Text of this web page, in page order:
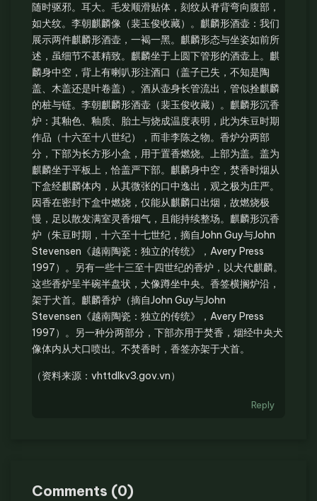
随时驱邪。耳大。毛发顺滑贴体，刻纹从脊背弯向腹部，
如犬纹。李朝麒麟像（裴玉俊收藏）。麒麟形酒壶：我们
展示两件麒麟形酒壶，一褐一黑。麒麟形态与坐姿如前所
述，虽细节不甚精致。麒麟坐于上圆下管形的酒壶上。麒
麟身中空，背上有喇叭形注酒口（盖子已失，不知是陶
盖、木盖还是叶卷盖）。酒从壶身长管流出，管似拴麒麟
的桩与链。李朝麒麟形酒壶（裴玉俊收藏）。麒麟形沉香
炉：其釉色、釉质、胎土与烧成温度表明，此为朱豆时期
作品（十六至十八世纪），而非李陈之物。香炉分两部
分，下部为长方形小盒，用于置香燃烧。上部为盖。盖为
麒麟坐于平板上，恰盖严下部。麒麟身中空，焚香时烟从
下盒经麒麟体内，从其微张的口中逸出，观之极为庄严。
因香在密封下盒中燃烧，仅能从麒麟口出烟，故燃烧极
慢，足以散发满室灵香烟气，且能持续整场。麒麟形沉香
炉（朱豆时期，十六至十七世纪，摘自John Guy与John
Stevensen《越南陶瓷：独立的传统》，Avery Press
1997）。另有一些十三至十四世纪的香炉，以犬代麒麟。
这些香炉呈半碗半盘状，犬像蹲坐中央。香签横搁炉沿，
架于犬首。麒麟香炉（摘自John Guy与John
Stevensen《越南陶瓷：独立的传统》，Avery Press
1997）。另一种分两部分，下部亦用于焚香，烟经中央犬
像体内从犬口喷出。不焚香时，香签亦架于犬首。
（资料来源：vhttdlkv3.gov.vn）
Reply
Comments (0)